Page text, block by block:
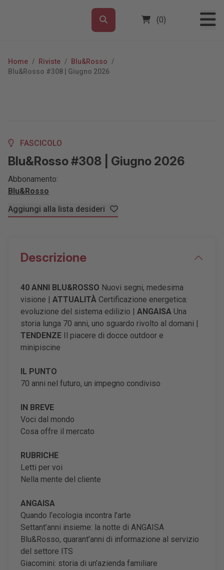
(0)
Home / Riviste / Blu&Rosso
/
Blu&Rosso #308 | Giugno 2026
FASCICOLO
Blu&Rosso #308 | Giugno 2026
Abbonamento:
Blu&Rosso
Aggiungi alla lista desideri
Descrizione
40 ANNI BLU&ROSSO Nuovi segni, medesima
visione | ATTUALITÀ Certificazione energetica:
evoluzione del sistema edilizio | ANGAISA Una
storia lunga 70 anni, uno sguardo rivolto al domani |
TENDENZE Il piacere di docce outdoor e
minipiscine
IL PUNTO
70 anni nel futuro, un impegno condiviso
IN BREVE
Voci dal mondo
Cosa offre il mercato
RUBRICHE
Letti per voi
Nella mente del cliente
ANGAISA
Quando l’ecologia incontra l’arte
Settant’anni insieme: la notte di ANGAISA
Blu&Rosso, quarant’anni di informazione al servizio
del settore ITS
Giacomini: storia di un’azienda familiare